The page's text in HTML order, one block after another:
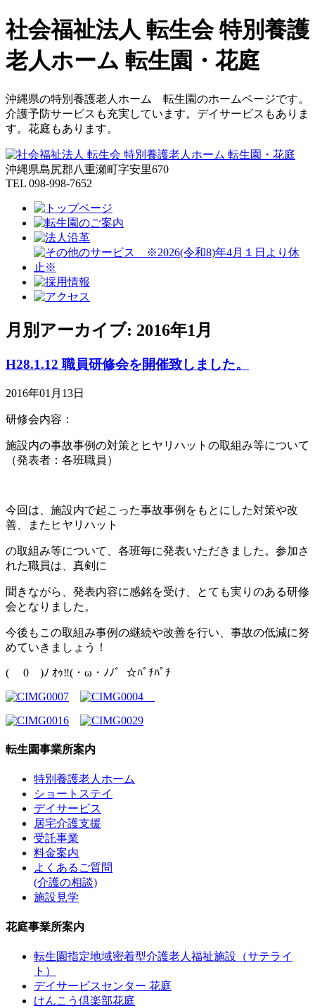
社会福祉法人 転生会 特別養護
老人ホーム 転生園・花庭
沖縄県の特別養護老人ホーム 転生園のホームページです。
介護予防サービスも充実しています。デイサービスもありま
す。花庭もあります。
沖縄県島尻郡八重瀬町字安里670
TEL 098-998-7652
月別アーカイブ: 2016年1月
H28.1.12 職員研修会を開催致しました。
2016年01月13日
研修会内容：
施設内の事故事例の対策とヒヤリハットの取組み等について
（発表者：各班職員）
今回は、施設内で起こった事故事例をもとにした対策や改
善、またヒヤリハット
の取組み等について、各班毎に発表いただきました。参加さ
れた職員は、真剣に
聞きながら、発表内容に感銘を受け、とても実りのある研修
会となりました。
今後もこの取組み事例の継続や改善を行い、事故の低減に努
めていきましょう！
( ￣0￣)ﾉ ｵｩ‼(・ω・ﾉﾉ゛☆ﾊﾟﾁﾊﾟﾁ
転生園事業所案内
特別養護老人ホーム
ショートステイ
デイサービス
居宅介護支援
受託事業
料金案内
よくあるご質問
(介護の相談)
施設見学
花庭事業所案内
転生園指定地域密着型介護老人福祉施設（サテライ
ト）
デイサービスセンター 花庭
けんこう倶楽部花庭